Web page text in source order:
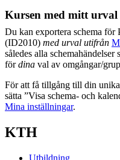
Kursen med mitt urval
Du kan exportera schema för
(ID2010) med urval utifrån
således alla
fördina val av omgångar/
För att få tillgång till din
sätta ”Visa schema- och
Mina inställningar.
KTH
Utbildning